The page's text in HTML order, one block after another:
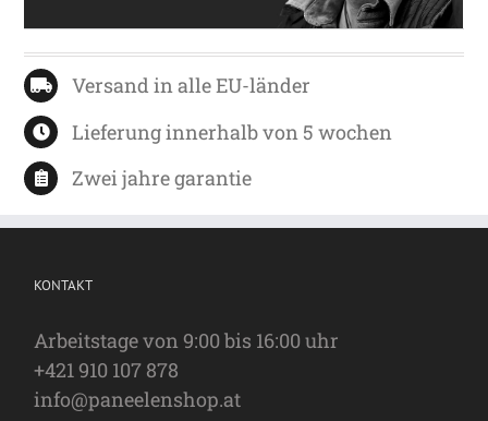
Versand in alle EU-länder
Lieferung innerhalb von 5 wochen
Zwei jahre garantie
KONTAKT
Arbeitstage von 9:00 bis 16:00 uhr
+421 910 107 878
info@paneelenshop.at